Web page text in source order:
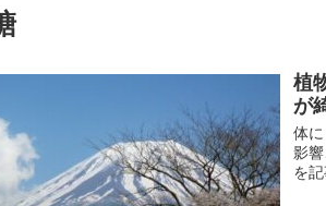
植
が
体
影
を